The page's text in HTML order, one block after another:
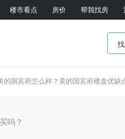
楼市看点 房价 帮我找房
的国宾府怎么样？美的国宾府楼盘优缺
吗？